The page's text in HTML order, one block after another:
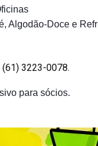
Algodão-Doce e
3223-0078.
para sócios.